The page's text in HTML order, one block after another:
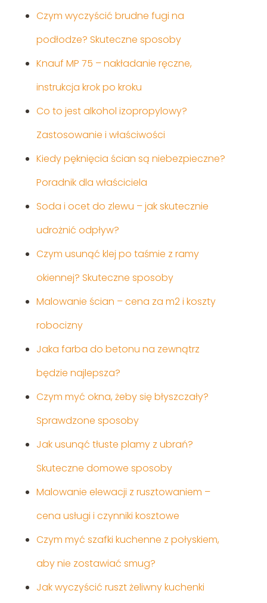
Czym wyczyścić brudne fugi na
podłodze? Skuteczne sposoby
Knauf MP 75 – nakładanie ręczne,
instrukcja krok po kroku
Co to jest alkohol izopropylowy?
Zastosowanie i właściwości
Kiedy pęknięcia ścian są niebezpieczne?
Poradnik dla właściciela
Soda i ocet do zlewu – jak skutecznie
udrożnić odpływ?
Czym usunąć klej po taśmie z ramy
okiennej? Skuteczne sposoby
Malowanie ścian – cena za m2 i koszty
robocizny
Jaka farba do betonu na zewnątrz
będzie najlepsza?
Czym myć okna, żeby się błyszczały?
Sprawdzone sposoby
Jak usunąć tłuste plamy z ubrań?
Skuteczne domowe sposoby
Malowanie elewacji z rusztowaniem –
cena usługi i czynniki kosztowe
Czym myć szafki kuchenne z połyskiem,
aby nie zostawiać smug?
Jak wyczyścić ruszt żeliwny kuchenki